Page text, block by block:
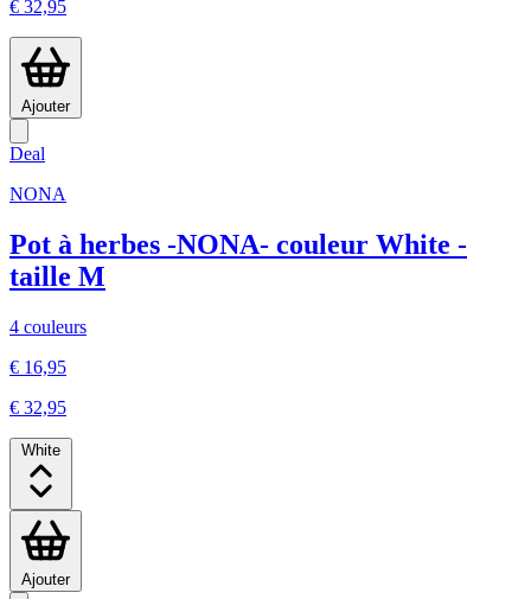
€ 32,95
Ajouter
Deal
NONA
Pot à herbes -NONA- couleur White -
taille M
4 couleurs
€ 16,95
€ 32,95
White
Ajouter